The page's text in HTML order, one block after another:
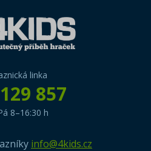
linka
857
8–16:30 h
info@4kids.cz